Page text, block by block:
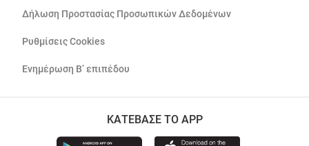
Δήλωση Προστασίας Προσωπικών Δεδομένων
Ρυθμίσεις Cookies
Ενημέρωση Β’ επιπέδου
ΚΑΤΕΒΑΣΕ ΤΟ APP